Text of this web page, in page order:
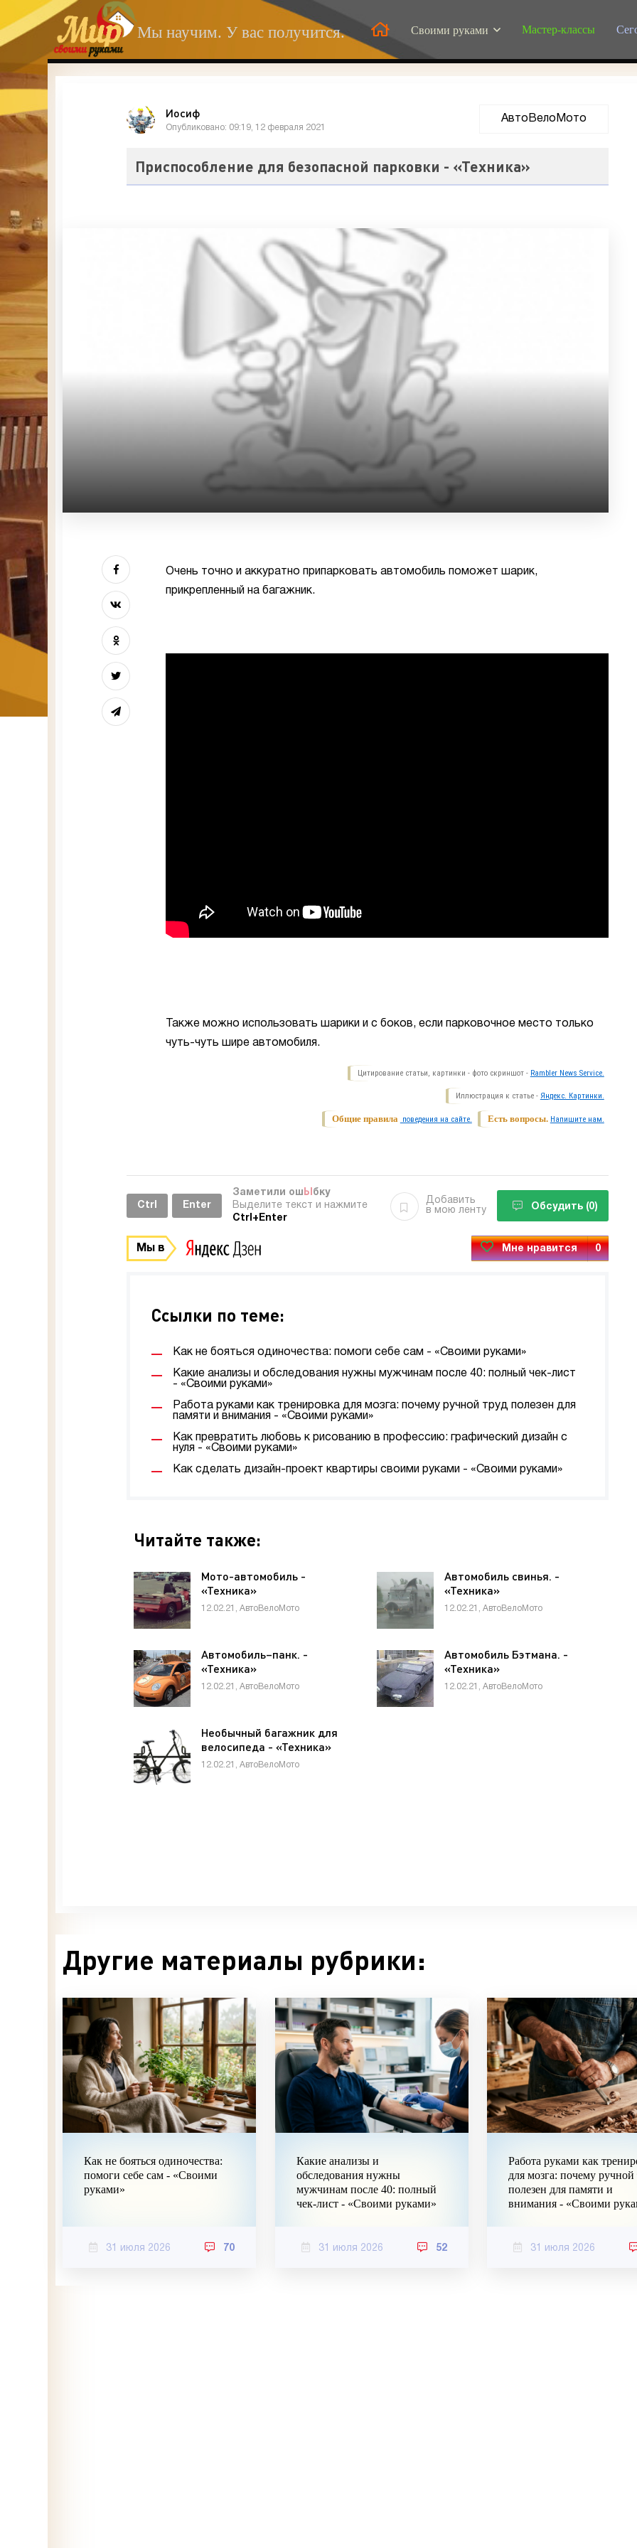
Мы научим. У вас получится. Своими руками Мастер-классы
Иосиф
Опубликовано: 09:19, 12 февраля 2021
АвтоВелоМото
Приспособление для безопасной парковки - «Техника»
Очень точно и аккуратно припарковать автомобиль поможет шарик,
прикрепленный на багажник.
Также можно использовать шарики и с боков, если парковочное место только
чуть-чуть шире автомобиля.
Цитирование статьи, картинки - фото скриншот - Rambler News Service.
Иллюстрация к статье - Яндекс. Картинки.
Есть вопросы. Напишите нам.
Общие правила поведения на сайте.
Ctrl Enter
Заметили ош Ы бку
Выделите текст и нажмите
Ctrl+Enter
Добавить
в мою ленту
Обсудить (0)
Мы в Мне нравится 0
Ссылки по теме:
Как не бояться одиночества: помоги себе сам - «Своими руками»
Какие анализы и обследования нужны мужчинам после 40: полный чек-лист
- «Своими руками»
Работа руками как тренировка для мозга: почему ручной труд полезен для
памяти и внимания - «Своими руками»
Как превратить любовь к рисованию в профессию: графический дизайн с
нуля - «Своими руками»
Как сделать дизайн-проект квартиры своими руками - «Своими руками»
Читайте также:
Мото-автомобиль -
«Техника»
12.02.21, АвтоВелоМото
Автомобиль свинья. -
«Техника»
12.02.21, АвтоВелоМото
Автомобиль–панк. -
«Техника»
12.02.21, АвтоВелоМото
Автомобиль Бэтмана. -
«Техника»
12.02.21, АвтоВелоМото
Необычный багажник для
велосипеда - «Техника»
12.02.21, АвтоВелоМото
Другие материалы рубрики:
Как не бояться одиночества:
помоги себе сам - «Своими
руками»
31 июля 2026 70
Какие анализы и
обследования нужны
мужчинам после 40: полный
чек-лист - «Своими руками»
31 июля 2026 52
Работа руками как
для мозга: почему ручной
полезен для памяти и
внимания - «Своими
31 июля 2026